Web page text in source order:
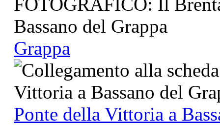
Grappa
Ponte della Vittoria a